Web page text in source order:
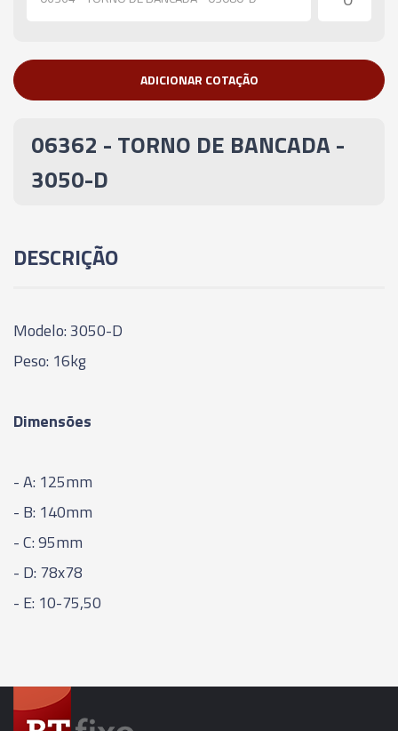
ADICIONAR COTAÇÃO
06362 - TORNO DE BANCADA -
3050-D
DESCRIÇÃO
Modelo: 3050-D
Peso: 16kg
Dimensões
- A: 125mm
- B: 140mm
- C: 95mm
- D: 78x78
- E: 10-75,50